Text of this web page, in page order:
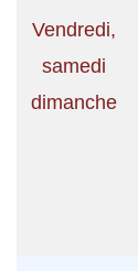
Vendredi,
samedi
dimanche